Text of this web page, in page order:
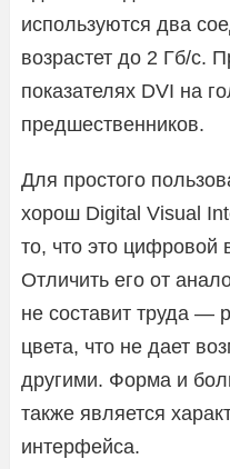
используются два
возрастет до 2 Гб/с.
показателях DVI на
предшественников.
Для простого
хорош Digital Visual
то, что это цифровой
Отличить его от
не составит труда —
цвета, что не дает
другими. Форма и
также является
интерфейса.